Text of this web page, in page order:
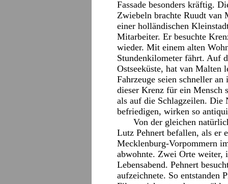
Fassade besonders kräftig.
Zwiebeln brachte Ruudt van
einer holländischen
Mitarbeiter. Er besuchte
wieder. Mit einem alten
Stundenkilometer fährt. Auf
Ostseeküste, hat van
Fahrzeuge seien schneller
dieser Krenz für ein Mensch
als auf die Schlagzeilen. Die
befriedigen, wirken so
Von der gleichen
Lutz Pehnert befallen, als er
Mecklenburg-Vorpommern
abwohnte. Zwei Orte weiter,
Lebensabend. Pehnert
aufzeichnete. So entstanden